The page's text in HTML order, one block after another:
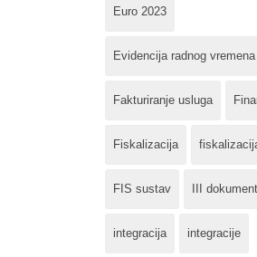
Euro 2023
Evidencija radnog vremena
Fakturiranje usluga
Fiskalizacija
FIS sustav III dokument
integracija integracije